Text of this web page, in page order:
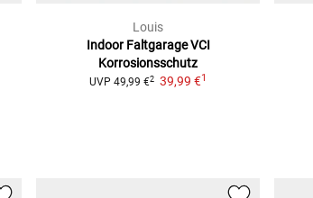
Louis
Indoor Faltgarage VCI
Korrosionsschutz
UVP 49,99 €2 39,99 €1